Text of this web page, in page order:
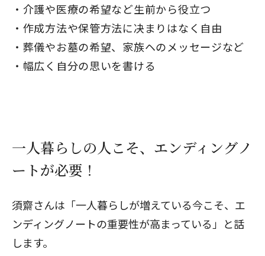
介護や医療の希望など生前から役立つ
作成方法や保管方法に决まりはなく自由
葬儀やお墓の希望、家族ヘのメッセージなど
幅広く自分の思いを書ける
一人暮らしの人こそ、エンディングノ
ートが必要！
須齋さんは「一人暮らしが増えている今こそ、エ
ンディングノートの重要性が高まっている」と話
します。